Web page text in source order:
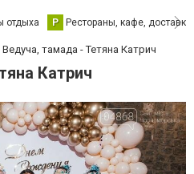
отдыха Р Рестораны, кафе,
Ведуча, тамада - Тетяна Катрич
Катрич